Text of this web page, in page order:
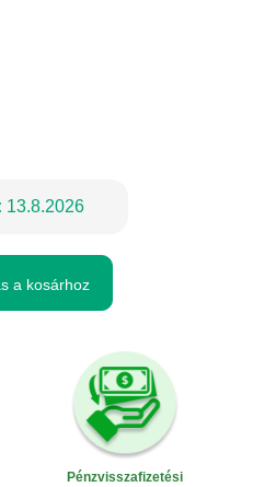
13.8.2026
a kosárhoz
Pénzvisszafizetési